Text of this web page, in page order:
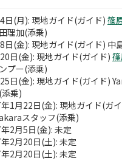
日(月): 現地ガイド(ガイド) 篠
理加(添乗)
日(金): 現地ガイド(ガイド) 中
日(金): 現地ガイド(ガイド)
プー(添乗)
日(金): 現地ガイド(ガイド)
乗)
1月22日(金): 現地ガイド(ガ
スタッフ(添乗)
2月5日(金): 未定
2月20日(土): 未定
2月20日(土): 未定